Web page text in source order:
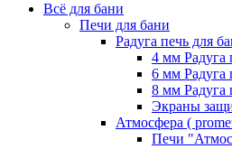
Всё для бани
Печи для бани
Радуга печь для
4 мм Радуга
6 мм Радуга
8 мм Радуга
Экраны
Атмосфера (
Печи